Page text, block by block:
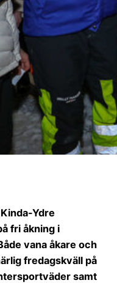
Ydre
fri åkning i
vana åkare och
fredagskväll på
samt